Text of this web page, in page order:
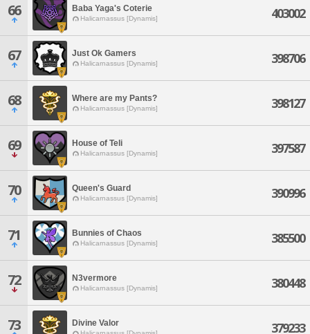
66 Baba Yaga's Coterie
Halicarnassus [Dynamis] 403002
67 Just Ok Gamers
Halicarnassus [Dynamis] 398706
68 Where are my Pants?
Halicarnassus [Dynamis] 398127
69 House of Teli
Halicarnassus [Dynamis] 397587
70 Queen's Guard
Halicarnassus [Dynamis] 390996
71 Bunnies of Chaos
Halicarnassus [Dynamis] 385500
72 N3vermore
Halicarnassus [Dynamis] 380448
73 Divine Valor 379233